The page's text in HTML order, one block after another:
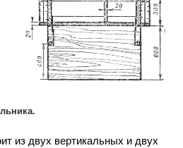
из двух вертикальных и двух